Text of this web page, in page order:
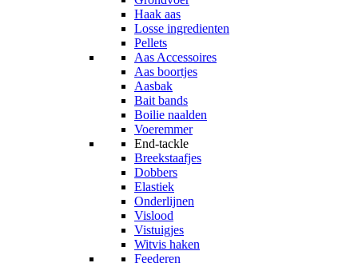
Haak aas
Losse ingredienten
Pellets
Aas Accessoires
Aas boortjes
Aasbak
Bait bands
Boilie naalden
Voeremmer
End-tackle
Breekstaafjes
Dobbers
Elastiek
Onderlijnen
Vislood
Vistuigjes
Witvis haken
Feederen